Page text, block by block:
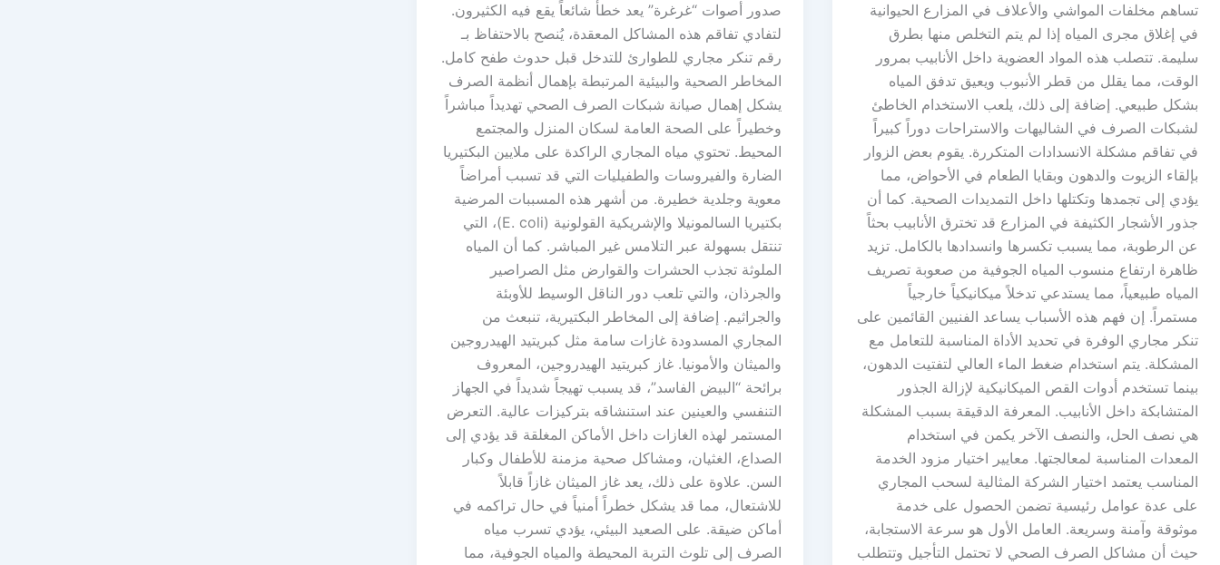
تساهم مخلفات المواشي والأعلاف في المزارع الحيوانية
في إغلاق مجرى المياه إذا لم يتم التخلص منها بطرق
سليمة. تتصلب هذه المواد العضوية داخل الأنابيب بمرور
الوقت، مما يقلل من قطر الأنبوب ويعيق تدفق المياه
بشكل طبيعي. إضافة إلى ذلك، يلعب الاستخدام الخاطئ
لشبكات الصرف في الشاليهات والاستراحات دوراً كبيراً
في تفاقم مشكلة الانسدادات المتكررة. يقوم بعض الزوار
بإلقاء الزيوت والدهون وبقايا الطعام في الأحواض، مما
يؤدي إلى تجمدها وتكتلها داخل التمديدات الصحية. كما أن
جذور الأشجار الكثيفة في المزارع قد تخترق الأنابيب بحثاً
عن الرطوبة، مما يسبب تكسرها وانسدادها بالكامل. تزيد
ظاهرة ارتفاع منسوب المياه الجوفية من صعوبة تصريف
المياه طبيعياً، مما يستدعي تدخلاً ميكانيكياً خارجياً
مستمراً. إن فهم هذه الأسباب يساعد الفنيين القائمين على
تنكر مجاري الوفرة في تحديد الأداة المناسبة للتعامل مع
المشكلة. يتم استخدام ضغط الماء العالي لتفتيت الدهون،
بينما تستخدم أدوات القص الميكانيكية لإزالة الجذور
المتشابكة داخل الأنابيب. المعرفة الدقيقة بسبب المشكلة
هي نصف الحل، والنصف الآخر يكمن في استخدام
المعدات المناسبة لمعالجتها. معايير اختيار مزود الخدمة
المناسب يعتمد اختيار الشركة المثالية لسحب المجاري
على عدة عوامل رئيسية تضمن الحصول على خدمة
موثوقة وآمنة وسريعة. العامل الأول هو سرعة الاستجابة،
حيث أن مشاكل الصرف الصحي لا تحتمل التأجيل وتتطلب
صدور أصوات “غرغرة” يعد خطأً شائعاً يقع فيه الكثيرون.
لتفادي تفاقم هذه المشاكل المعقدة، يُنصح بالاحتفاظ بـ
رقم تنكر مجاري للطوارئ للتدخل قبل حدوث طفح كامل.
المخاطر الصحية والبيئية المرتبطة بإهمال أنظمة الصرف
يشكل إهمال صيانة شبكات الصرف الصحي تهديداً مباشراً
وخطيراً على الصحة العامة لسكان المنزل والمجتمع
المحيط. تحتوي مياه المجاري الراكدة على ملايين البكتيريا
الضارة والفيروسات والطفيليات التي قد تسبب أمراضاً
معوية وجلدية خطيرة. من أشهر هذه المسببات المرضية
بكتيريا السالمونيلا والإشريكية القولونية (E. coli)، التي
تنتقل بسهولة عبر التلامس غير المباشر. كما أن المياه
الملوثة تجذب الحشرات والقوارض مثل الصراصير
والجرذان، والتي تلعب دور الناقل الوسيط للأوبئة
والجراثيم. إضافة إلى المخاطر البكتيرية، تنبعث من
المجاري المسدودة غازات سامة مثل كبريتيد الهيدروجين
والميثان والأمونيا. غاز كبريتيد الهيدروجين، المعروف
برائحة “البيض الفاسد”، قد يسبب تهيجاً شديداً في الجهاز
التنفسي والعينين عند استنشاقه بتركيزات عالية. التعرض
المستمر لهذه الغازات داخل الأماكن المغلقة قد يؤدي إلى
الصداع، الغثيان، ومشاكل صحية مزمنة للأطفال وكبار
السن. علاوة على ذلك، يعد غاز الميثان غازاً قابلاً
للاشتعال، مما قد يشكل خطراً أمنياً في حال تراكمه في
أماكن ضيقة. على الصعيد البيئي، يؤدي تسرب مياه
الصرف إلى تلوث التربة المحيطة والمياه الجوفية، مما